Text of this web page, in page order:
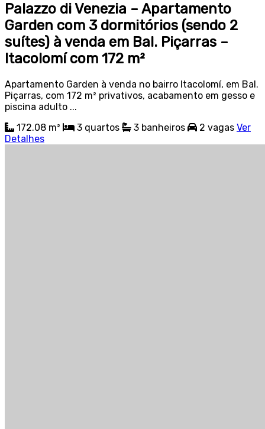
Palazzo di Venezia – Apartamento
Garden com 3 dormitórios (sendo 2
suítes) à venda em Bal. Piçarras –
Itacolomí com 172 m²
Apartamento Garden à venda no bairro Itacolomí, em Bal.
Piçarras, com 172 m² privativos, acabamento em gesso e
piscina adulto ...
172.08 m²
3 quartos 3 banheiros 2 vagas Ver
Detalhes